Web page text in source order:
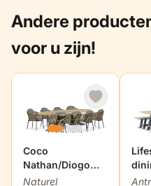
zitdiepte
breedte armleuning
dikte zitkussens
hoogte onderzijde
tafelblad
Andere
voor u zijn!
Coco
Nathan/Diogo
280 cm dining
Naturel
De prijs is afhankelijk De